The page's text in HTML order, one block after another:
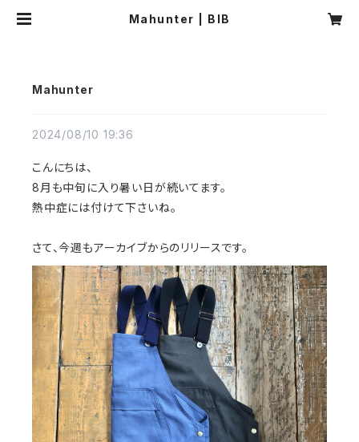
Mahunter | BIB
Mahunter
2024/08/10 19:36
こんにちは、
8月も中旬に入り暑い日が続いてます。
熱中症には付けて下さいね。
さて、今週もアーカイブからのリリースです。